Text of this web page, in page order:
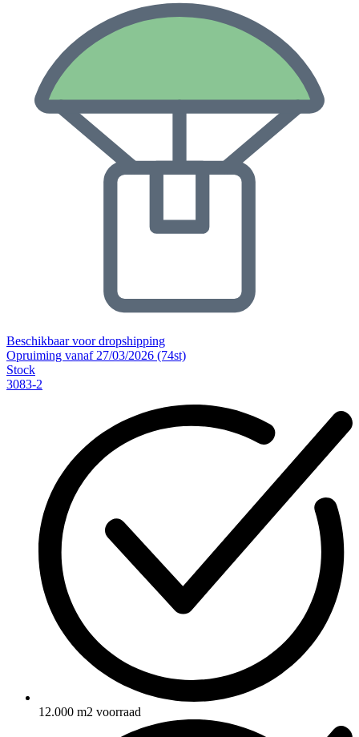
Beschikbaar voor dropshipping
Opruiming vanaf 27/03/2026 (74st)
Stock
3083-2
12.000 m2 voorraad